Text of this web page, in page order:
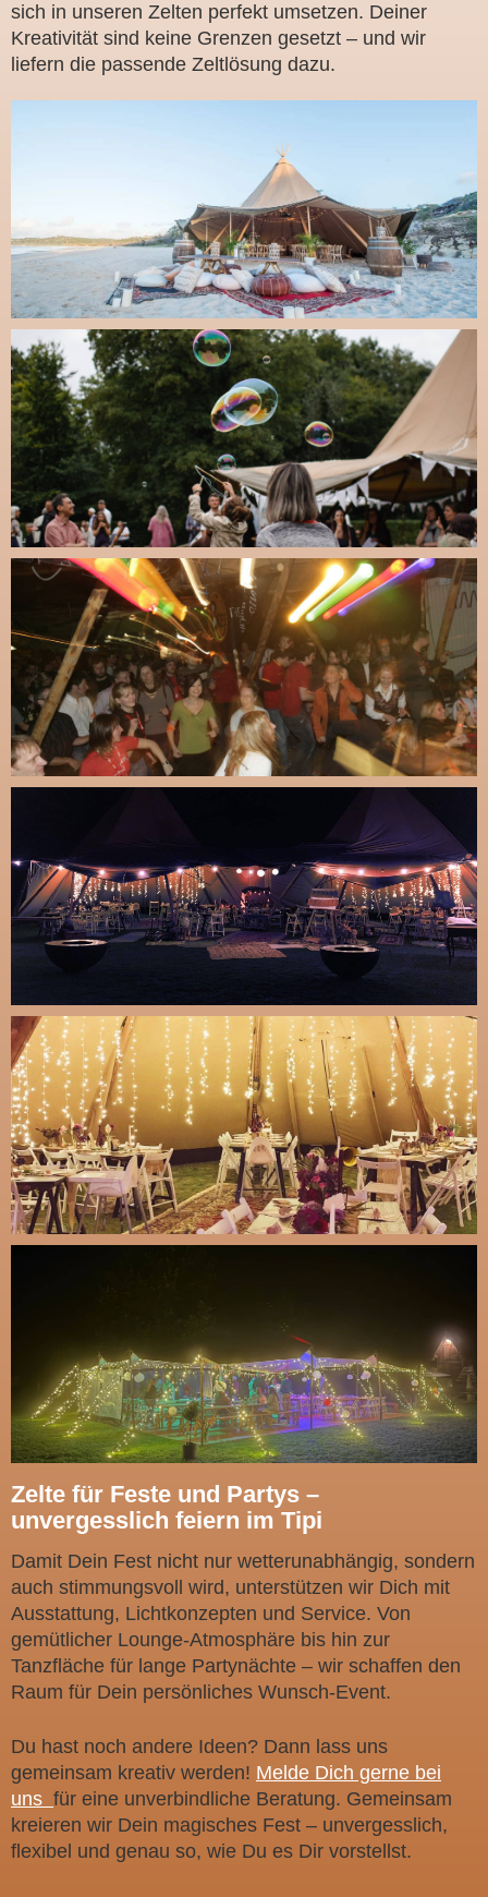
sich in unseren Zelten perfekt umsetzen. Deiner
Kreativität sind keine Grenzen gesetzt – und wir
liefern die passende Zeltlösung dazu.
Zelte für Feste und Partys –
unvergesslich feiern im Tipi
Damit Dein Fest nicht nur wetterunabhängig, sondern
auch stimmungsvoll wird, unterstützen wir Dich mit
Ausstattung, Lichtkonzepten und Service. Von
gemütlicher Lounge-Atmosphäre bis hin zur
Tanzfläche für lange Partynächte – wir schaffen den
Raum für Dein persönliches Wunsch-Event.
Du hast noch andere Ideen? Dann lass uns
gemeinsam kreativ werden! Melde Dich gerne bei
uns für eine unverbindliche Beratung. Gemeinsam
kreieren wir Dein magisches Fest – unvergesslich,
flexibel und genau so, wie Du es Dir vorstellst.